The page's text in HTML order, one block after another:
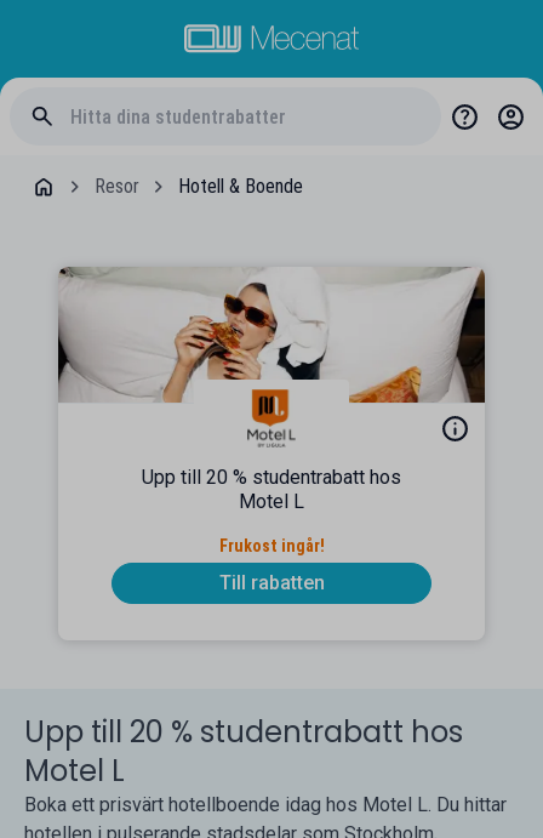
Resor Hotell & Boende
Upp till 20 % studentrabatt hos
Motel L
Frukost ingår!
Till rabatten
Upp till 20 % studentrabatt hos
Motel L
Boka ett prisvärt hotellboende idag hos Motel L. Du hittar